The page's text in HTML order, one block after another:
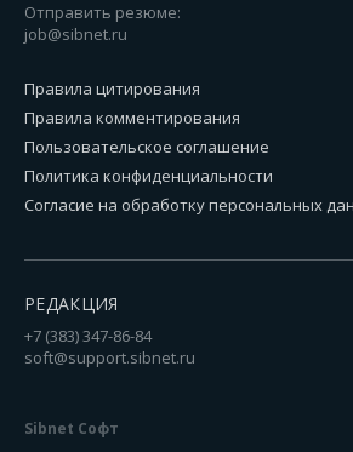
Отправить резюме:
job@sibnet.ru
Правила цитирования
Правила комментирования
Пользовательское соглашение
Политика конфиденциальности
Согласие на обработку персональных
РЕДАКЦИЯ
+7 (383) 347-86-84
soft@support.sibnet.ru
Sibnet Софт